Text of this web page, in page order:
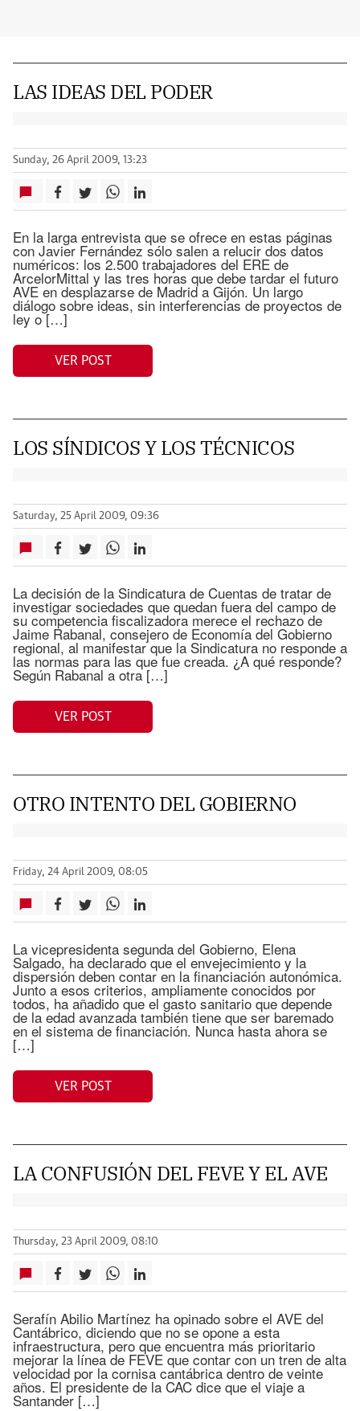
LAS IDEAS DEL PODER
Sunday, 26 April 2009, 13:23
En la larga entrevista que se ofrece en estas páginas
con Javier Fernández sólo salen a relucir dos datos
numéricos: los 2.500 trabajadores del ERE de
ArcelorMittal y las tres horas que debe tardar el futuro
AVE en desplazarse de Madrid a Gijón. Un largo
diálogo sobre ideas, sin interferencias de proyectos de
ley o […]
VER POST
LOS SÍNDICOS Y LOS TÉCNICOS
Saturday, 25 April 2009, 09:36
La decisión de la Sindicatura de Cuentas de tratar de
investigar sociedades que quedan fuera del campo de
su competencia fiscalizadora merece el rechazo de
Jaime Rabanal, consejero de Economía del Gobierno
regional, al manifestar que la Sindicatura no responde a
las normas para las que fue creada. ¿A qué responde?
Según Rabanal a otra […]
VER POST
OTRO INTENTO DEL GOBIERNO
Friday, 24 April 2009, 08:05
La vicepresidenta segunda del Gobierno, Elena
Salgado, ha declarado que el envejecimiento y la
dispersión deben contar en la financiación autonómica.
Junto a esos criterios, ampliamente conocidos por
todos, ha añadido que el gasto sanitario que depende
de la edad avanzada también tiene que ser baremado
en el sistema de financiación. Nunca hasta ahora se
[…]
VER POST
LA CONFUSIÓN DEL FEVE Y EL AVE
Thursday, 23 April 2009, 08:10
Serafín Abilio Martínez ha opinado sobre el AVE del
Cantábrico, diciendo que no se opone a esta
infraestructura, pero que encuentra más prioritario
mejorar la línea de FEVE que contar con un tren de alta
velocidad por la cornisa cantábrica dentro de veinte
años. El presidente de la CAC dice que el viaje a
Santander […]